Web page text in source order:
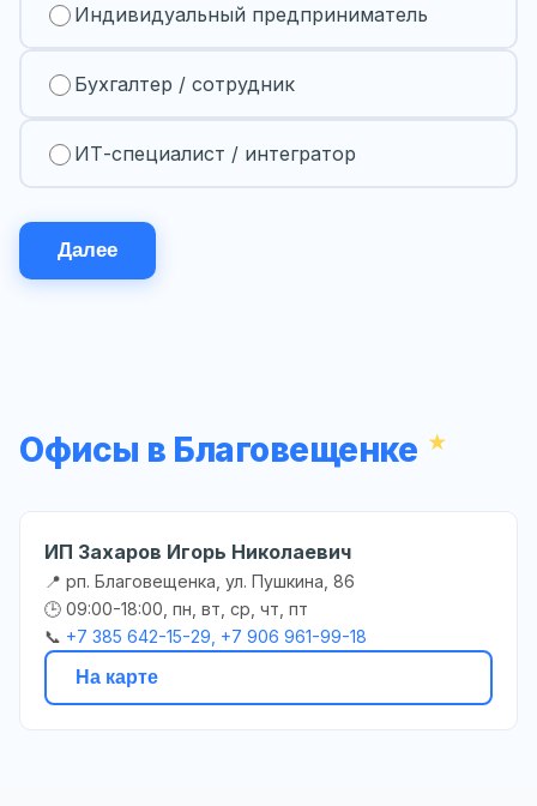
Индивидуальный предприниматель
Бухгалтер / сотрудник
ИТ-специалист / интегратор
Далее
Офисы в Благовещенке
ИП Захаров Игорь Николаевич
📍 рп. Благовещенка, ул. Пушкина, 86
🕒 09:00-18:00, пн, вт, ср, чт, пт
📞 +7 385 642-15-29, +7 906 961-99-18
На карте